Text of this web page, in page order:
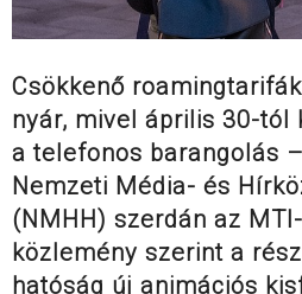
Csökkenő
nyár, mivel április 30-tól
a telefonos barangolás
Nemzeti Média- és
(NMHH) szerdán az
közlemény szerint a
hatóság új animációs